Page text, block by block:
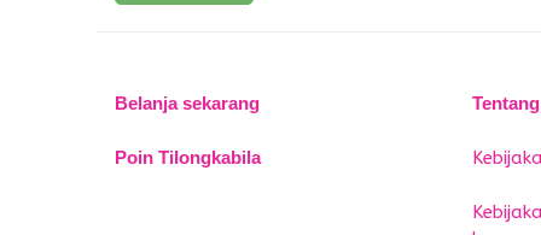
Belanja sekarang
Poin Tilongkabila